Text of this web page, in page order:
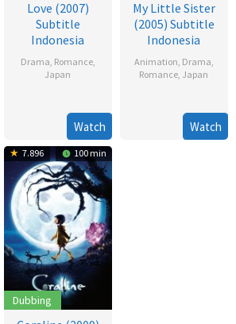
Love (2007)
Subtitle
Indonesia
Drama, Romance,
Japan
Jun
2007
Ando
Watch
My Little Sister
(2005) Subtitle
Indonesia
Animation, Drama,
Romance, Japan
May
2005
Nishimoto
Watch
7.896 100 min
Dubbing